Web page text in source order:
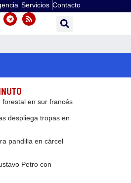
Servicios Contacto
en sur francés
despliega tropas en
pandilla en cárcel
Petro con